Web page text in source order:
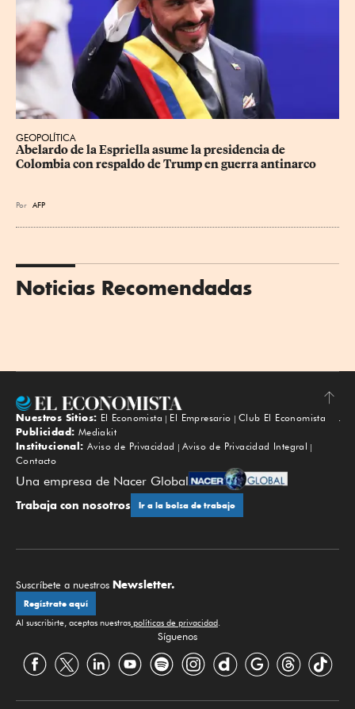
GEOPOLÍTICA
Abelardo de la Espriella asume la presidencia de
Colombia con respaldo de Trump en guerra antinarco
Por AFP
Noticias Recomendadas
Subir
Nuestros Sitios: El Economista El Empresario
Club El Economista
Publicidad: Mediakit
Institucional: Aviso de Privacidad
Aviso de Privacidad Integral
Contacto
Una empresa de Nacer Global
Trabaja con nosotros Ir a la bolsa de trabajo
Suscríbete a nuestros Newsletter.
Regístrate aquí
Al suscribirte, aceptas nuestras políticas de privacidad.
Síguenos